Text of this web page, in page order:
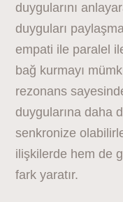
duygularını
duyguları
empati ile paralel
bağ kurmayı
rezonans
duygularına daha
senkronize
ilişkilerde hem de
fark yaratır.